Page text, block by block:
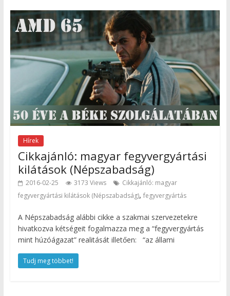
Hírek
Cikkajánló: magyar fegyvergyártási
kilátások (Népszabadság)
2016-02-25 3173 Views
Cikkajánló: magyar
fegyvergyártási kilátások (Népszabadság), fegyvergyártás
A Népszabadság alábbi cikke a szakmai szervezetekre
hivatkozva kétségeit fogalmazza meg a “fegyvergyártás
mint húzóágazat” realitását illetően: “az állami
Tudj meg többet!